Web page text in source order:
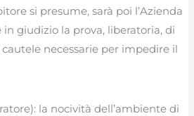
si presume, sarà poi l’Azienda
giudizio la prova, liberatoria, di
necessarie per impedire il
la nocività dell’ambiente di